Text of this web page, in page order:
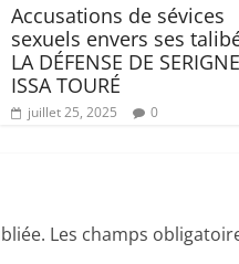
Accusations de sévices
sexuels envers ses
LA DÉFENSE DE SERIGNE
ISSA TOURÉ
juillet 25, 2025 0
Les champs